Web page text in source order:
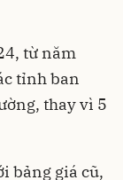
từ năm
tỉnh ban
thay vì 5
bảng giá cũ,